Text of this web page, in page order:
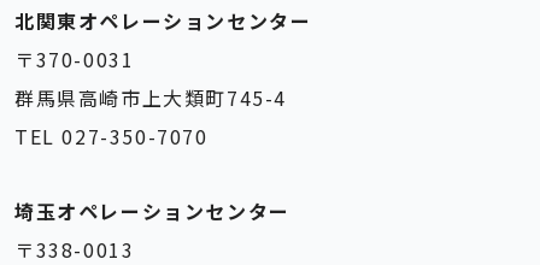
北関東オペレーションセンター
〒370-0031
群馬県高崎市上大類町745-4
TEL 027-350-7070
埼玉オペレーションセンター
〒338-0013